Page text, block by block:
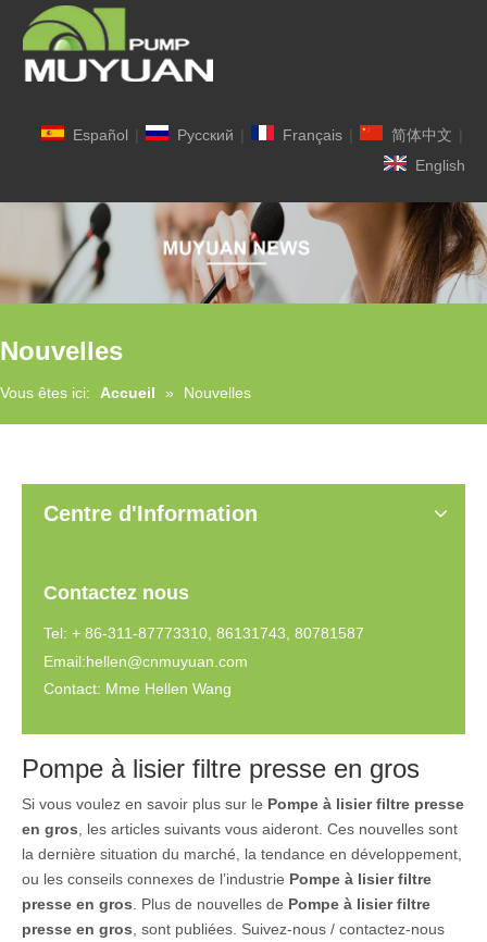
Español | Pусский | Français | 简体中文 |
English
Nouvelles
Vous êtes ici: Accueil » Nouvelles
Centre d'Information
Contactez nous
Tel: + 86-311-87773310, 86131743, 80781587
Email:hellen@cnmuyuan.com
Contact: Mme Hellen Wang
Pompe à lisier filtre presse en gros
Si vous voulez en savoir plus sur le Pompe à lisier filtre presse
en gros , les articles suivants vous aideront. Ces nouvelles sont
la dernière situation du marché, la tendance en développement,
ou les conseils connexes de l’industrie Pompe à lisier filtre
presse en gros . Plus de nouvelles de Pompe à lisier filtre
presse en gros , sont publiées. Suivez-nous / contactez-nous